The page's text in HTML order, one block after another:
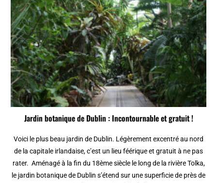
Jardin botanique de Dublin : Incontournable et gratuit !
Voici le plus beau jardin de Dublin. Légèrement excentré au nord
de la capitale irlandaise, c’est un lieu féérique et gratuit à ne pas
rater. Aménagé à la fin du 18ème siècle le long de la rivière Tolka,
le jardin botanique de Dublin s’étend sur une superficie de près de